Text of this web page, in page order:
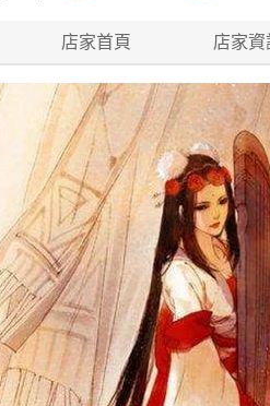
店家首頁 店家資